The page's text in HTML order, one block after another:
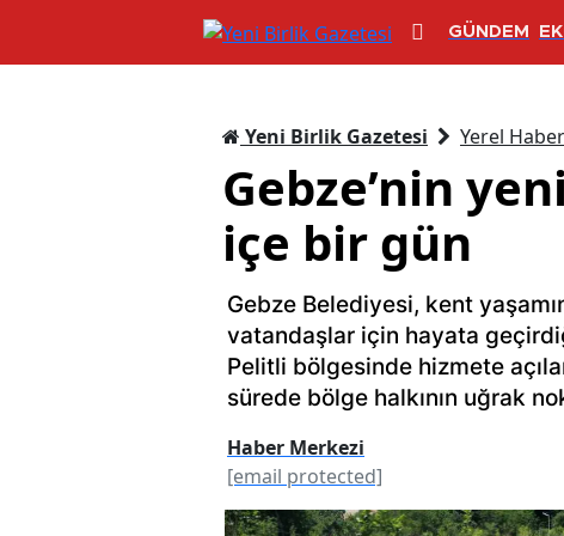
GÜNDEM
Yeni Birlik Gazetesi Yerel
Gebze’nin
içe bir gün
Gebze Belediyesi, kent
vatandaşlar için hayata
Pelitli bölgesinde hizmete
sürede bölge halkının uğrak
Haber Merkezi
[email protected]